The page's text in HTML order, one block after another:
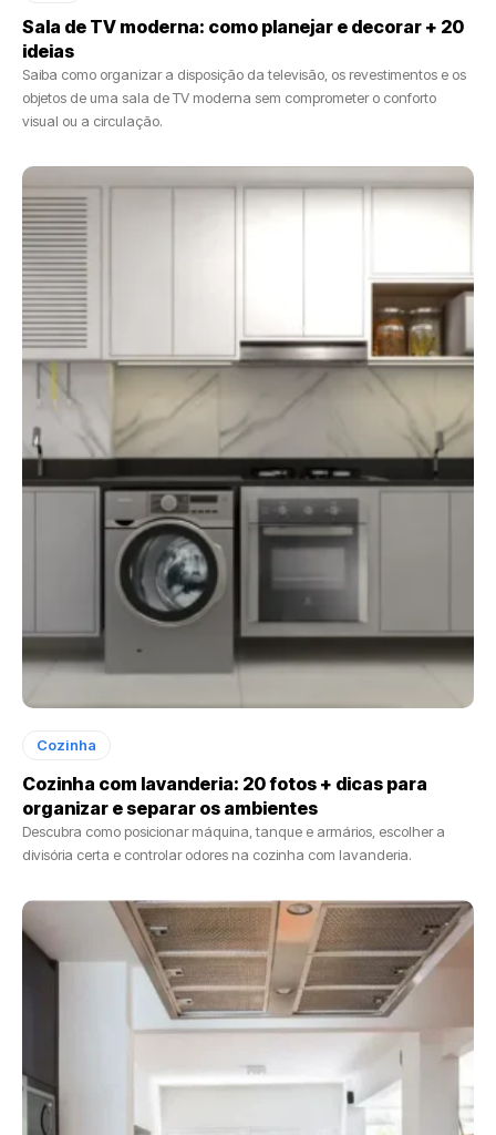
Sala de TV moderna: como planejar e decorar + 20
ideias
Saiba como organizar a disposição da televisão, os revestimentos e os
objetos de uma sala de TV moderna sem comprometer o conforto
visual ou a circulação.
Cozinha
Cozinha com lavanderia: 20 fotos + dicas para
organizar e separar os ambientes
Descubra como posicionar máquina, tanque e armários, escolher a
divisória certa e controlar odores na cozinha com lavanderia.